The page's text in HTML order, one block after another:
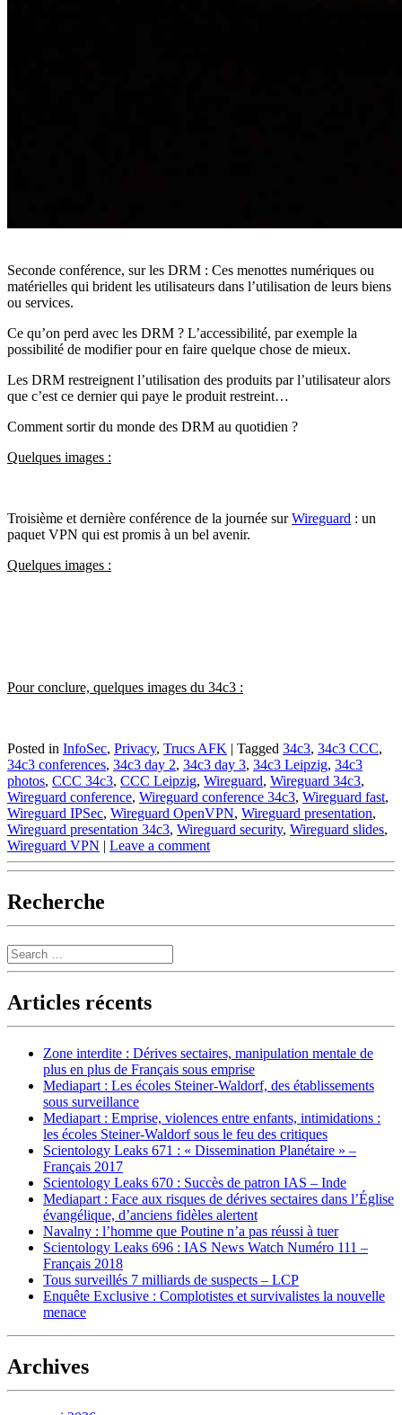
Seconde conférence, sur les DRM : Ces menottes numériques ou
matérielles qui brident les utilisateurs dans l’utilisation de leurs biens
ou services.
Ce qu’on perd avec les DRM ? L’accessibilité, par exemple la
possibilité de modifier pour en faire quelque chose de mieux.
Les DRM restreignent l’utilisation des produits par l’utilisateur alors
que c’est ce dernier qui paye le produit restreint…
Comment sortir du monde des DRM au quotidien ?
Quelques images :
Troisième et dernière conférence de la journée surWireguard : un
paquet VPN qui est promis à un bel avenir.
Quelques images :
Pour conclure, quelques images du 34c3 :
Posted in InfoSec, Privacy, Trucs AFK | Tagged 34c3, 34c3 CCC,
34c3 conferences, 34c3 day 2, 34c3 day 3, 34c3 Leipzig, 34c3
photos, CCC 34c3, CCC Leipzig, Wireguard, Wireguard 34c3,
Wireguard conference, Wireguard conference 34c3, Wireguard fast,
Wireguard IPSec, Wireguard OpenVPN, Wireguard presentation,
Wireguard presentation 34c3, Wireguard security, Wireguard slides,
Wireguard VPN | Leave a comment
Recherche
Search
Articles récents
Zone interdite : Dérives sectaires, manipulation mentale de
plus en plus de Français sous emprise
Mediapart : Les écoles Steiner-Waldorf, des établissements
sous surveillance
Mediapart : Emprise, violences entre enfants, intimidations :
les écoles Steiner-Waldorf sous le feu des critiques
Scientology Leaks 671 : « Dissemination Planétaire » –
Français 2017
Scientology Leaks 670 : Succès de patron IAS – Inde
Mediapart : Face aux risques de dérives sectaires dans l’Église
évangélique, d’anciens fidèles alertent
Navalny : l’homme que Poutine n’a pas réussi à tuer
Scientology Leaks 696 : IAS News Watch Numéro 111 –
Français 2018
Tous surveillés 7 milliards de suspects – LCP
Enquête Exclusive : Complotistes et survivalistes la nouvelle
menace
Archives